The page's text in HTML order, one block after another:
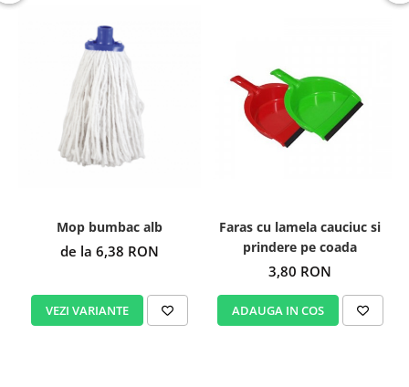
Mop bumbac alb
de la 6,38 RON
VEZI VARIANTE
Faras cu lamela cauciuc si
prindere pe coada
3,80 RON
ADAUGA IN COS